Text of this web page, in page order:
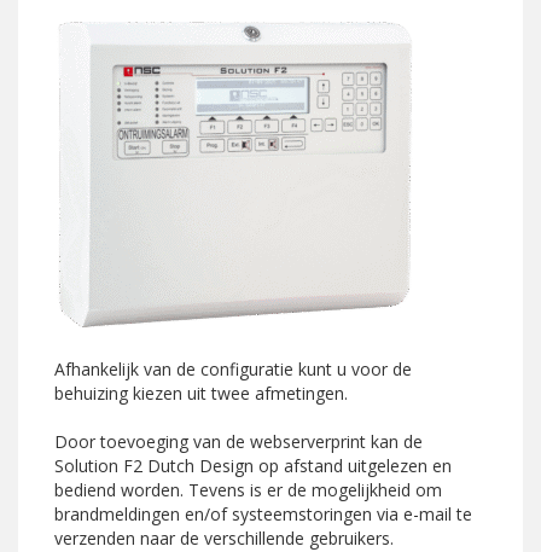
Afhankelijk van de configuratie kunt u voor de
behuizing kiezen uit twee afmetingen.
Door toevoeging van de webserverprint kan de
Solution F2 Dutch Design op afstand uitgelezen en
bediend worden. Tevens is er de mogelijkheid om
brandmeldingen en/of systeemstoringen via e-mail te
verzenden naar de verschillende gebruikers.